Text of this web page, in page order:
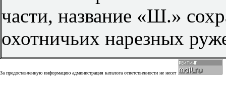
части, название «Ш.»
охотничьих нарезных
За предоставленную информацию администрация каталога ответственности не несет